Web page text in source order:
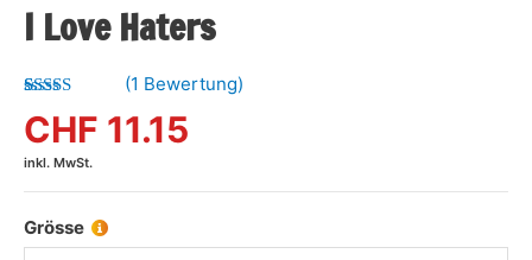
I Love Haters
5.00 von 5,
basierend
auf
(1 Bewertung)
CHF 11.15
inkl. MwSt.
Grösse